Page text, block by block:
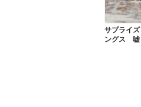
サプライズ
ングス 嘘